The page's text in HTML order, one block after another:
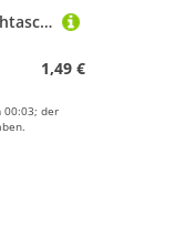
Surwin Solide Farbe Bauchtasche für Damen Herren, Gürteltasche Verstellbarem Riemen Hüfttasche Brusttasche Umhängetasche für Reisen Outdoor Sportarten Training Jogging Radfahren (Weiß)
1,49 €
00:03; der